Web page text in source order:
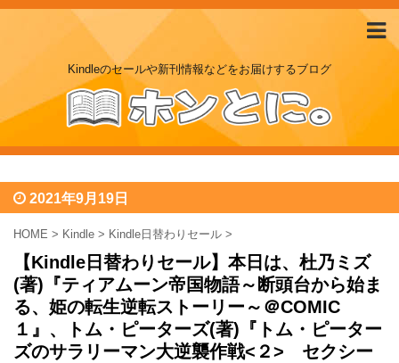
Kindleのセールや新刊情報などをお届けするブログ
2021年9月19日
HOME > Kindle > Kindle日替わりセール >
【Kindle日替わりセール】本日は、杜乃ミズ
(著)『ティアムーン帝国物語～断頭台から始ま
る、姫の転生逆転ストーリー～＠COMIC
１』、トム・ピーターズ(著)『トム・ピーター
ズのサラリーマン大逆襲作戦<２> セクシー